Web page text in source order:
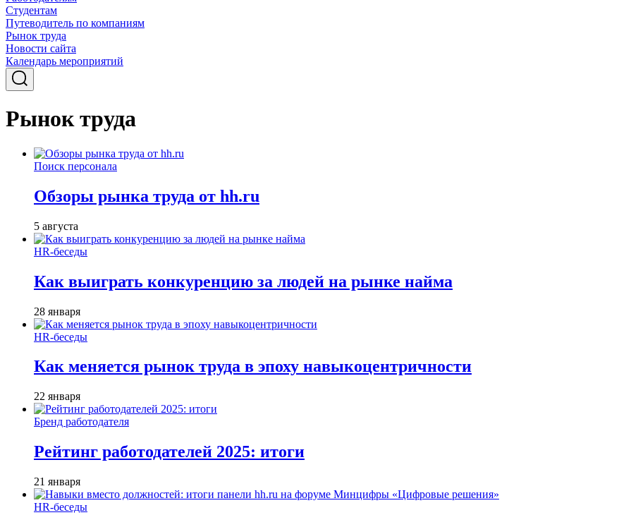
Студентам
Путеводитель по компаниям
Рынок труда
Новости сайта
Календарь мероприятий
Рынок труда
Поиск персонала
Обзоры рынка труда от hh.ru
5 августа
HR-беседы
Как выиграть конкуренцию за людей на рынке найма
28 января
HR-беседы
Как меняется рынок труда в эпоху навыкоцентричности
22 января
Бренд работодателя
Рейтинг работодателей 2025: итоги
21 января
HR-беседы